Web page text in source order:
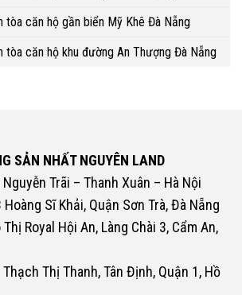
tòa căn hộ gần biển Mỹ Khê Đà Nẵng
tòa căn hộ khu đường An Thượng Đà Nẵng
SẢN NHẤT NGUYÊN LAND
Trãi – Thanh Xuân – Hà Nội
Hoàng Sĩ Khải, Quận Sơn Trà, Đà Nẵng
Royal Hội An, Làng Chài 3, Cẩm An,
Thị Thanh, Tân Định, Quận 1, Hồ